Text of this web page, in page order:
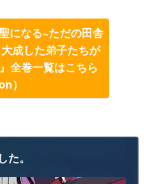
になる~ただの田舎
成した弟子たちが
全巻一覧はこちら
）
。